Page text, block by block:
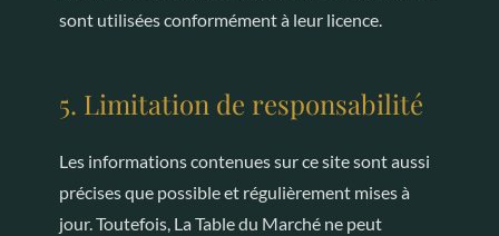
sont utilisées conformément à leur licence.
5. Limitation de responsabilité
Les informations contenues sur ce site sont aussi
précises que possible et régulièrement mises à
jour. Toutefois, La Table du Marché ne peut